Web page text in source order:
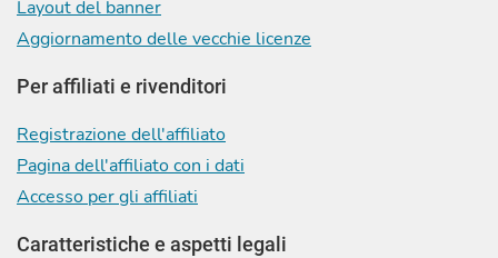
Layout del banner
Aggiornamento delle vecchie licenze
Per affiliati e rivenditori
Registrazione dell'affiliato
Pagina dell'affiliato con i dati
Accesso per gli affiliati
Caratteristiche e aspetti legali